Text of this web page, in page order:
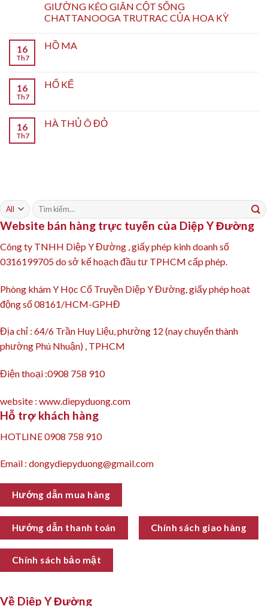
GIƯỜNG KÉO GIÃN CỘT SỐNG
CHATTANOOGA TRUTRAC CỦA HOA KỲ
16
Th7
HỒ MA
16
Th7
HỔ KẾ
16
Th7
HÀ THỦ Ô ĐỎ
Tìm
kiếm:
Website bán hàng trực tuyến của Diệp Y Đường
Công ty TNHH Diệp Y Đường , giấy phép kinh doanh số
0316199705 do sở kế hoạch đầu tư TPHCM cấp phép.
Phòng khám Y Học Cổ Truyền Diệp Y Đường, giấy phép hoạt
động số 08161/HCM-GPHĐ
Địa chỉ : 64/6 Trần Huy Liệu, phường 12 (nay chuyển thành
phường Phú Nhuận) , TPHCM
Điện thoại :0908 758 910
website : www.diepyduong.com
Hỗ trợ khách hàng
HOTLINE 0908 758 910
Email : dongydiepyduong@gmail.com
Hướng dẫn mua hàng
Hướng dẫn thanh toán Chính sách giao hàng
Chính sách bảo mật
Về Diệp Y Đường